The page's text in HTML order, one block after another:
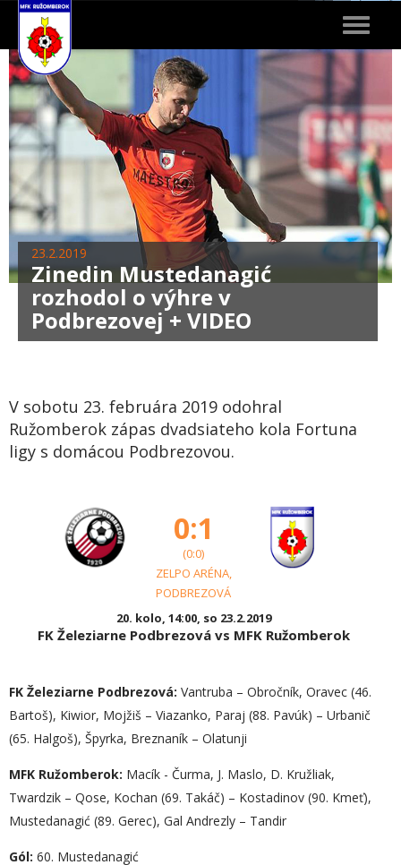
Toggle
23.2.2019
Zinedin Mustedanagić
rozhodol o výhre v
Podbrezovej + VIDEO
V sobotu 23. februára 2019 odohral
Ružomberok zápas dvadsiateho kola Fortuna
ligy s domácou Podbrezovou.
0:1
(0:0)
ZELPO ARÉNA,
PODBREZOVÁ
20. kolo, 14:00, so 23.2.2019
FK Železiarne Podbrezová vs MFK Ružomberok
FK Železiarne Podbrezová: Vantruba – Obročník, Oravec (46.
Bartoš), Kiwior, Mojžiš – Viazanko, Paraj (88. Pavúk) – Urbanič
(65. Halgoš), Špyrka, Breznaník – Olatunji
MFK Ružomberok: Macík - Čurma, J. Maslo, D. Kružliak,
Twardzik – Qose, Kochan (69. Takáč) – Kostadinov (90. Kmeť),
Mustedanagić (89. Gerec), Gal Andrezly – Tandir
Gól: 60. Mustedanagić